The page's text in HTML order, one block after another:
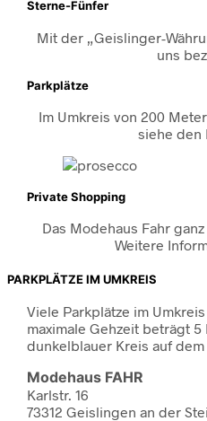
Sterne-Fünfer
Mit der „Geislinger-
uns
Parkplätze
Im Umkreis von 200
siehe den
Private Shopping
Das Modehaus Fahr
Weitere
PARKPLÄTZE IM UMKREIS
Viele Parkplätze im
maximale Gehzeit beträgt
dunkelblauer Kreis auf dem
Modehaus FAHR
Karlstr. 16
73312 Geislingen an der